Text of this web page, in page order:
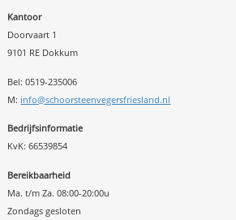
Kantoor
Doorvaart 1
9101 RE Dokkum
Bel: 0519-235006
M: info@schoorsteenvegersfriesland.nl
Bedrijfsinformatie
KvK: 66539854
Bereikbaarheid
Ma. t/m Za. 08:00-20:00u
Zondags gesloten